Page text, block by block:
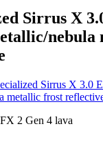
Sirrus X
Sirrus X 3.0
metallic frost